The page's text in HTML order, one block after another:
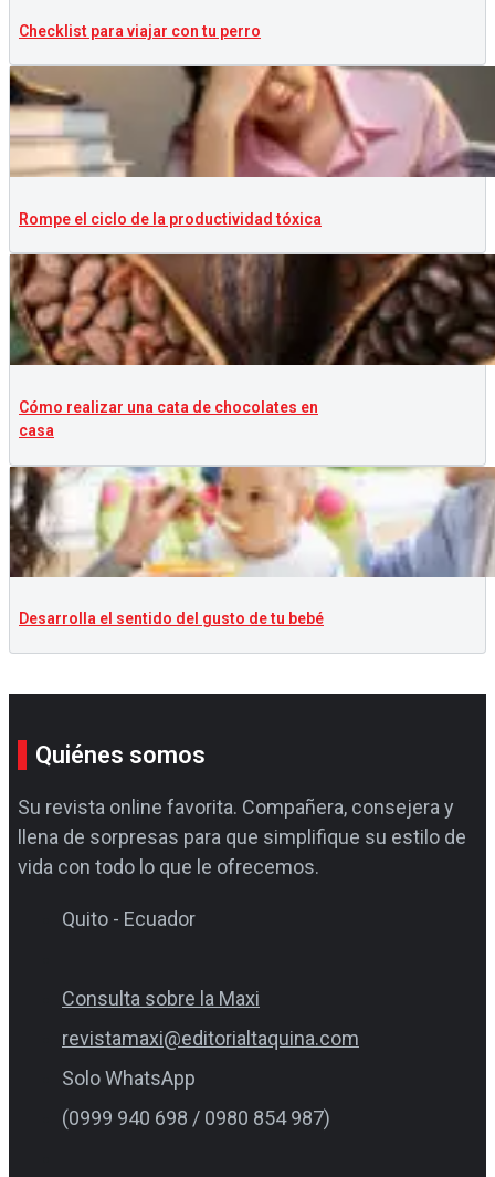
Checklist para viajar con tu perro
Rompe el ciclo de la productividad tóxica
Cómo realizar una cata de chocolates en
casa
Desarrolla el sentido del gusto de tu bebé
Quiénes somos
Su revista online favorita. Compañera, consejera y
llena de sorpresas para que simplifique su estilo de
vida con todo lo que le ofrecemos.
Quito - Ecuador
Consulta sobre la Maxi
revistamaxi@editorialtaquina.com
Solo WhatsApp
(0999 940 698 / 0980 854 987)